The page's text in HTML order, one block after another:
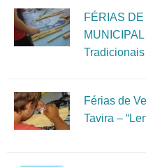
FÉRIAS
Férias de
Tavira –